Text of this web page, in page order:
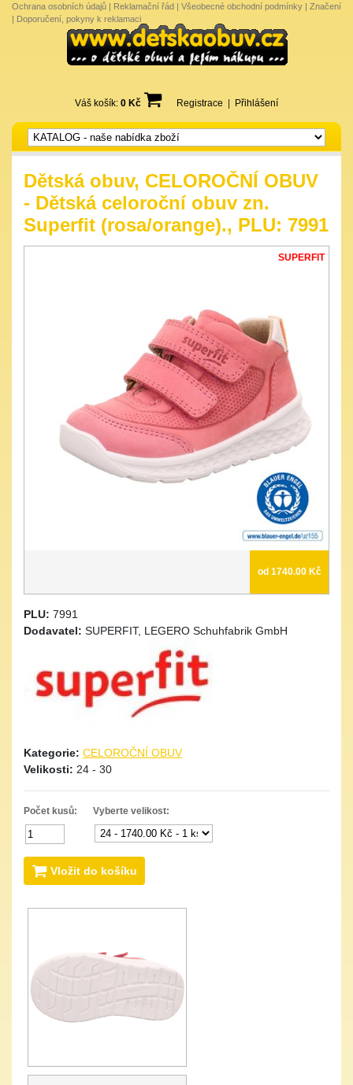
Ochrana osobních údajů | Reklamační řád | Všeobecné obchodní podmínky | Značení
| Doporučení, pokyny k reklamaci
Váš košík: 0 Kč Registrace Přihlášení
Dětská obuv, CELOROČNÍ OBUV
- Dětská celoroční obuv zn.
Superfit (rosa/orange)., PLU: 7991
SUPERFIT
od 1740.00 Kč
PLU: 7991
Dodavatel: SUPERFIT, LEGERO Schuhfabrik GmbH
Kategorie: CELOROČNÍ OBUV
Velikosti: 24 - 30
Počet kusů: Vyberte velikost:
Vložit do košíku